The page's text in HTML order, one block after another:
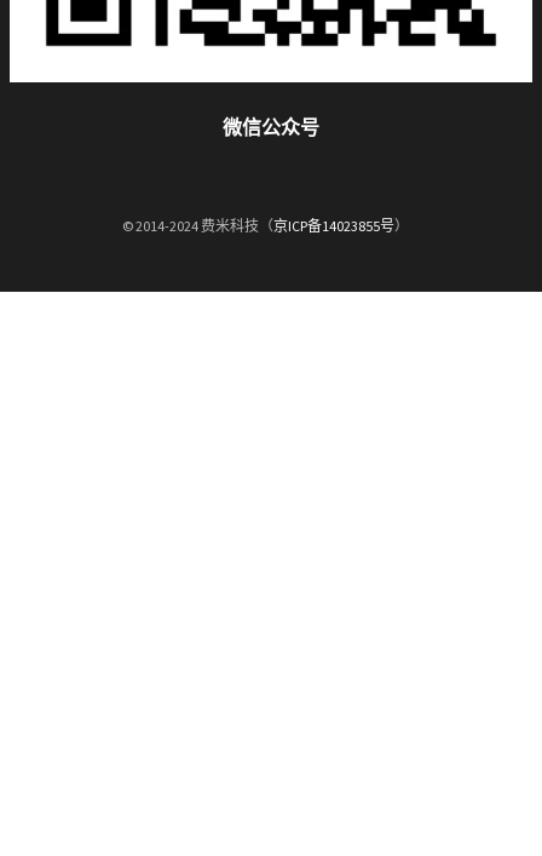
微信公众号
© 2014-2024 费米科技（京ICP备14023855号）